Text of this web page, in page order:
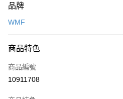
信用卡一次付款
3 期 0 利率 每期
合作金庫商業銀行
上海商業儲蓄銀行
合作金庫商業銀行
即享券
品牌
WMF
商品特色
商品編號
10911708